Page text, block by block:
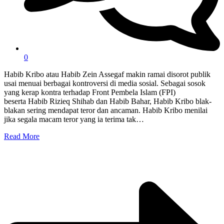
0
Habib Kribo atau Habib Zein Assegaf makin ramai disorot publik
usai menuai berbagai kontroversi di media sosial. Sebagai sosok
yang kerap kontra terhadap Front Pembela Islam (FPI)
beserta Habib Rizieq Shihab dan Habib Bahar, Habib Kribo blak-
blakan sering mendapat teror dan ancaman. Habib Kribo menilai
jika segala macam teror yang ia terima tak…
Read More